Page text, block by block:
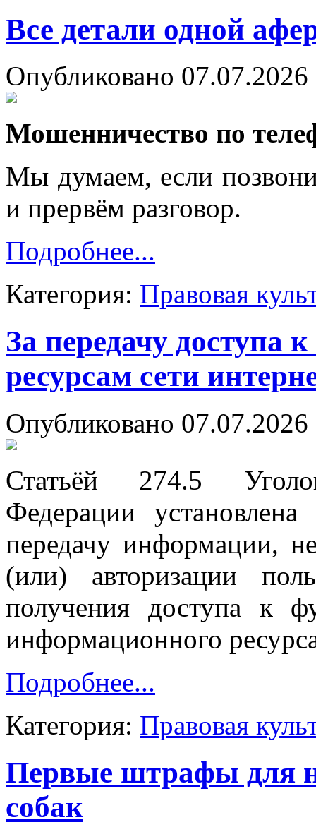
Все детали одной
Опубликовано
Мошенничество по
Мы думаем, если
и прервём разговор.
Подробнее...
Категория: Правовая
За передачу
ресурсам сети
Опубликовано
Статьёй 274.5
Федерации установлена
передачу информации,
(или) авторизации
получения доступа к
информационного
Подробнее...
Категория: Правовая
Первые штрафы для
собак